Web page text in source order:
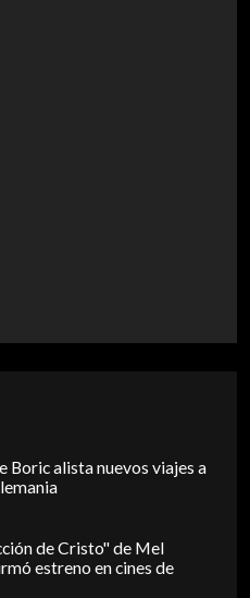
Boric alista nuevos viajes a
de Cristo" de Mel
estreno en cines de